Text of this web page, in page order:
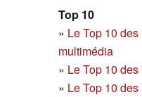
Top 10
» Le Top 10
multimédia
» Le Top 10
» Le Top 10